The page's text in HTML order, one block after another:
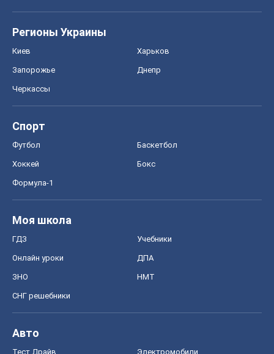
Регионы Украины
Киев Харьков
Запорожье Днепр
Черкассы
Спорт
Футбол Баскетбол
Хоккей Бокс
Формула-1
Моя школа
ГДЗ Учебники
Онлайн уроки ДПА
ЗНО НМТ
СНГ решебники
Авто
Тест Драйв Электромобили